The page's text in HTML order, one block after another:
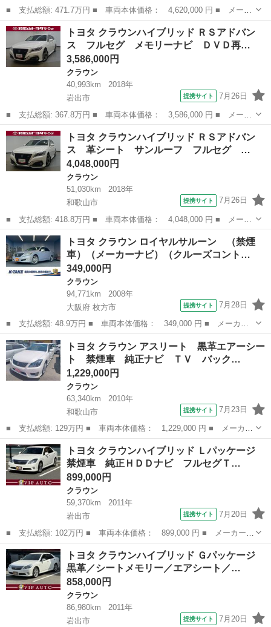
■ 支払総額: 471.7万円 ■ 車両本体価格： 4,620,000 円 ■ メーカ
ー名： トヨタ ■ 車種名： クラウンハイブリッド ■ グレード
名： ＲＳ フルセグ メモリーナビ ＤＶＤ再生 ミュージックプ
レイヤー接...
和歌山 橋本市 クラウン
トヨタ クラウンハイブリッド ＲＳアドバン
ス フルセグ メモリーナビ ＤＶＤ再…
3,586,000円
クラウン
40,993km
2018年
岩出市
提携サイト 7月26日
■ 支払総額: 367.8万円 ■ 車両本体価格： 3,586,000 円 ■ メーカ
ー名： トヨタ ■ 車種名： クラウンハイブリッド ■ グレード
名： ＲＳアドバンス フルセグ メモリーナビ ＤＶＤ再生 ミュ
ージックプ...
和歌山 岩出市 クラウン
トヨタ クラウンハイブリッド ＲＳアドバン
ス 革シート サンルーフ フルセグ …
4,048,000円
クラウン
51,030km
2018年
和歌山市
提携サイト 7月26日
■ 支払総額: 418.8万円 ■ 車両本体価格： 4,048,000 円 ■ メーカ
ー名： トヨタ ■ 車種名： クラウンハイブリッド ■ グレード
名： ＲＳアドバンス 革シート サンルーフ フルセグ メモリー
ナビ ＤＶ...
和歌山 和歌山市 クラウン
トヨタ クラウン ロイヤルサルーン （禁煙
車）（メーカーナビ）（クルーズコント…
349,000円
クラウン
94,771km
2008年
大阪府 枚方市
提携サイト 7月28日
■ 支払総額: 48.9万円 ■ 車両本体価格： 349,000 円 ■ メーカー
名： トヨタ ■ 車種名： クラウン ■ グレード名： ロイヤルサ
ルーン （禁煙車）（メーカーナビ）（クルーズコントロール）（ク
リアランスソ...
大阪 枚方市 クラウン
トヨタ クラウン アスリート 黒革エアーシー
ト 禁煙車 純正ナビ ＴＶ バック…
1,229,000円
クラウン
63,340km
2010年
和歌山市
提携サイト 7月23日
■ 支払総額: 129万円 ■ 車両本体価格： 1,229,000 円 ■ メーカー
名： トヨタ ■ 車種名： クラウン ■ グレード名： アスリー
ト 黒革エアーシート 禁煙車 純正ナビ ＴＶ バックカメラ Ｅ
ＴＣ ＣＤ ...
和歌山 和歌山市 クラウン
トヨタ クラウンハイブリッド Ｌパッケージ
禁煙車 純正ＨＤＤナビ フルセグＴ…
899,000円
クラウン
59,370km
2011年
岩出市
提携サイト 7月20日
■ 支払総額: 102万円 ■ 車両本体価格： 899,000 円 ■ メーカー
名： トヨタ ■ 車種名： クラウンハイブリッド ■ グレード
名： Ｌパッケージ 禁煙車 純正ＨＤＤナビ フルセグＴＶ バッ
クカメラ スマート...
和歌山 岩出市 クラウン
トヨタ クラウンハイブリッド Ｇパッケージ
黒革／シートメモリー／エアシート／…
858,000円
クラウン
86,980km
2011年
岩出市
提携サイト 7月20日